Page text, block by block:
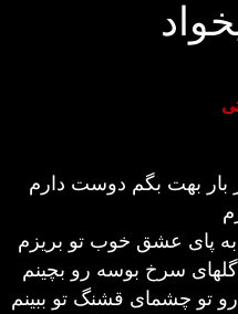
بار بهت بگم دوست دارم
به پای عشق خوب تو بریزم
سرخ بوسه رو بچینم
تو چشمای قشنگ تو ببینم